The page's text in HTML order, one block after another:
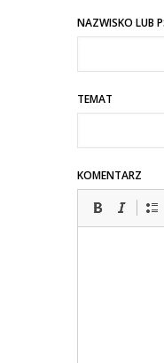
NAZWISKO LUB
TEMAT
KOMENTARZ